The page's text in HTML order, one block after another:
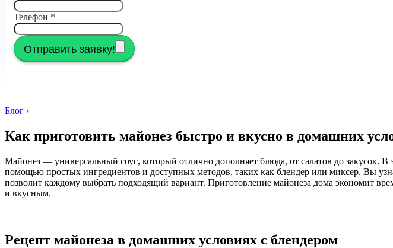
Телефон *
Отправить заявку!
Блог ›
Как приготовить майонез быстро и вкусно в домашних
Майонез — универсальный соус, который отлично дополняет блюда, от салатов до закусок.
помощью простых ингредиентов и доступных методов, таких как блендер или миксер. Вы
позволит каждому выбрать подходящий вариант. Приготовление майонеза дома экономит
и вкусным.
Рецепт майонеза в домашних условиях с блендером